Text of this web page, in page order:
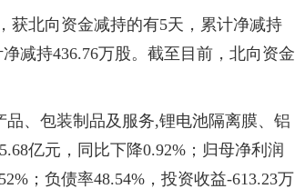
获北向资金减持的有5天，累计净减持
减持436.76万股。截至目前，北向资金
、包装制品及服务,锂电池隔离膜、铝
亿元，同比下降0.92%；归母净利润
；负债率48.54%，投资收益-613.23万